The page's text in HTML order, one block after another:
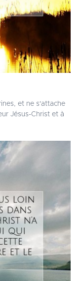
et ne s'attache
Jésus-Christ et à